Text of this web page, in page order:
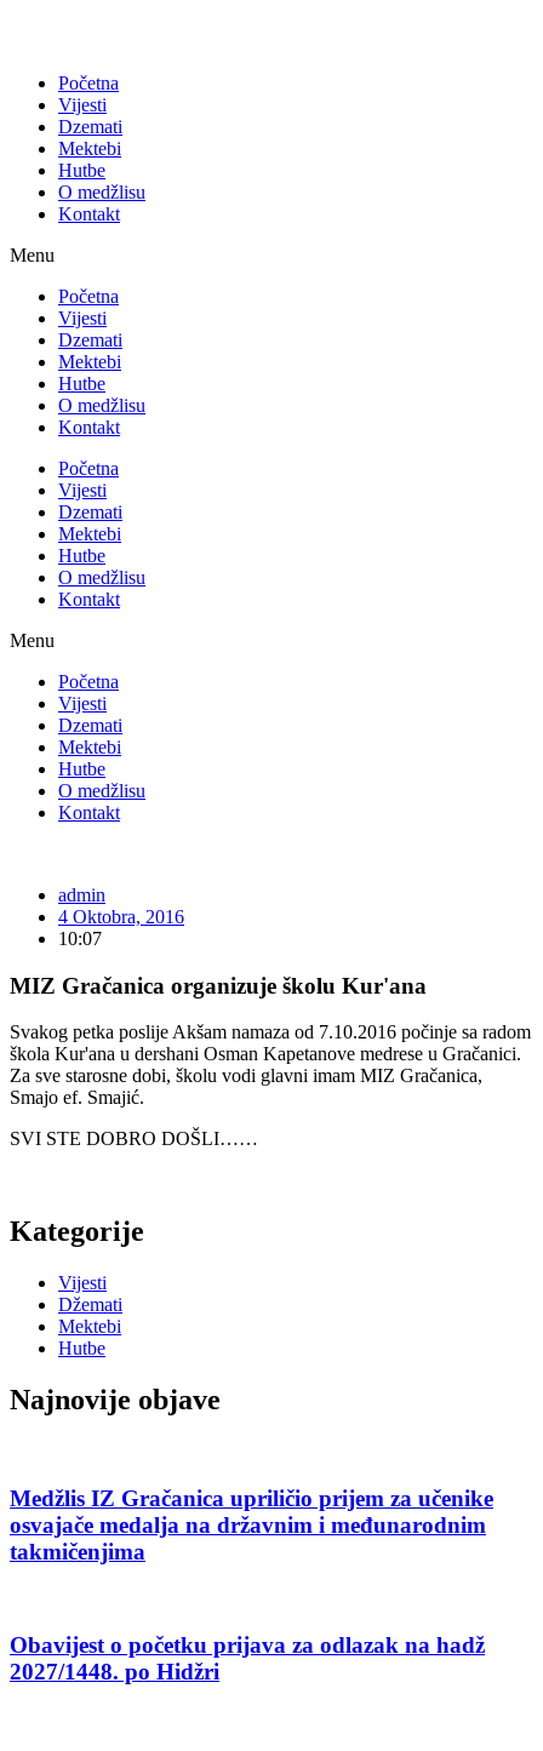
Početna
Vijesti
Dzemati
Mektebi
Hutbe
O medžlisu
Kontakt
Menu
Početna
Vijesti
Dzemati
Mektebi
Hutbe
O medžlisu
Kontakt
Početna
Vijesti
Dzemati
Mektebi
Hutbe
O medžlisu
Kontakt
Menu
Početna
Vijesti
Dzemati
Mektebi
Hutbe
O medžlisu
Kontakt
admin
4 Oktobra, 2016
10:07
MIZ Gračanica organizuje školu Kur'ana
Svakog petka poslije Akšam namaza od 7.10.2016 počinje sa radom
škola Kur'ana u dershani Osman Kapetanove medrese u Gračanici.
Za sve starosne dobi, školu vodi glavni imam MIZ Gračanica,
Smajo ef. Smajić.
SVI STE DOBRO DOŠLI……
Kategorije
Vijesti
Džemati
Mektebi
Hutbe
Najnovije objave
Medžlis IZ Gračanica upriličio prijem za učenike
osvajače medalja na državnim i međunarodnim
takmičenjima
Obavijest o početku prijava za odlazak na hadž
2027/1448. po Hidžri